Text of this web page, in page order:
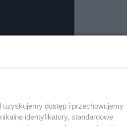
uzyskujemy dostęp i przechowujemy
identyfikatory, standardowe